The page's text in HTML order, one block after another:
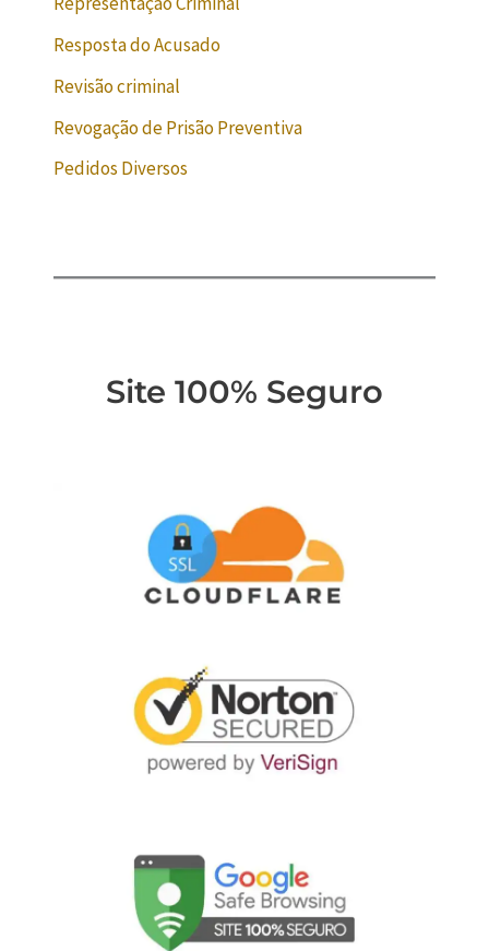
Resposta do Acusado
Revisão criminal
Revogação de Prisão Preventiva
Pedidos Diversos
Site 100% Seguro